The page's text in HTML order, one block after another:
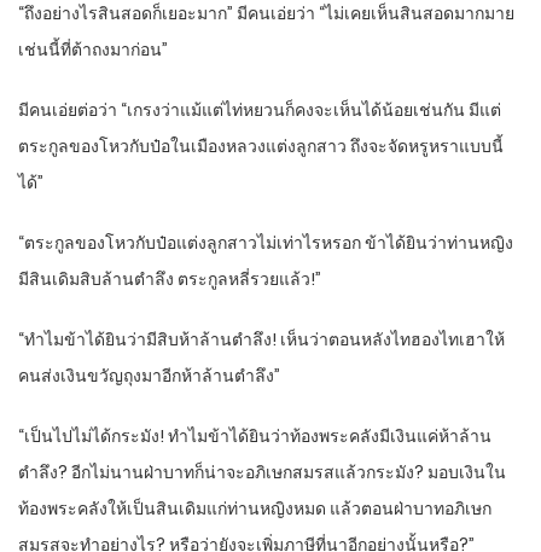
“ถึงอย่างไรสินสอดก็เยอะมาก” มีคนเอ่ยว่า “ไม่เคยเห็นสินสอดมากมาย
เช่นนี้ที่ต้าถงมาก่อน”
มีคนเอ่ยต่อว่า “เกรงว่าแม้แต่ไท่หยวนก็คงจะเห็นได้น้อยเช่นกัน มีแต่
ตระกูลของโหวกับป๋อในเมืองหลวงแต่งลูกสาว ถึงจะจัดหรูหราแบบนี้
ได้”
“ตระกูลของโหวกับป๋อแต่งลูกสาวไม่เท่าไรหรอก ข้าได้ยินว่าท่านหญิง
มีสินเดิมสิบล้านตำลึง ตระกูลหลี่รวยแล้ว!”
“ทำไมข้าได้ยินว่ามีสิบห้าล้านตำลึง! เห็นว่าตอนหลังไทฮองไทเฮาให้
คนส่งเงินขวัญถุงมาอีกห้าล้านตำลึง”
“เป็นไปไม่ได้กระมัง! ทำไมข้าได้ยินว่าท้องพระคลังมีเงินแค่ห้าล้าน
ตำลึง? อีกไม่นานฝ่าบาทก็น่าจะอภิเษกสมรสแล้วกระมัง? มอบเงินใน
ท้องพระคลังให้เป็นสินเดิมแก่ท่านหญิงหมด แล้วตอนฝ่าบาทอภิเษก
สมรสจะทำอย่างไร? หรือว่ายังจะเพิ่มภาษีที่นาอีกอย่างนั้นหรือ?”